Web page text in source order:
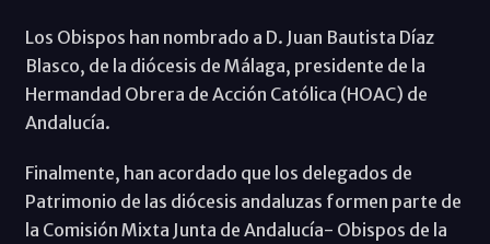
Los Obispos han nombrado a D. Juan Bautista Díaz
Blasco, de la diócesis de Málaga, presidente de la
Hermandad Obrera de Acción Católica (HOAC) de
Andalucía.
Finalmente, han acordado que los delegados de
Patrimonio de las diócesis andaluzas formen parte de
la Comisión Mixta Junta de Andalucía- Obispos de la